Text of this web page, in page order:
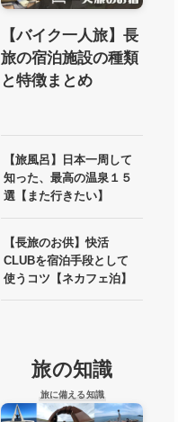
【バイク一人旅】長
旅の宿泊施設の種類
と特徴まとめ
【旅風呂】日本一周して
知った、最高の温泉１５
選【また行きたい】
【長旅のお供】快活
CLUBを宿泊手段として
使うコツ【ネカフェ泊】
旅の知識
旅に備える知識